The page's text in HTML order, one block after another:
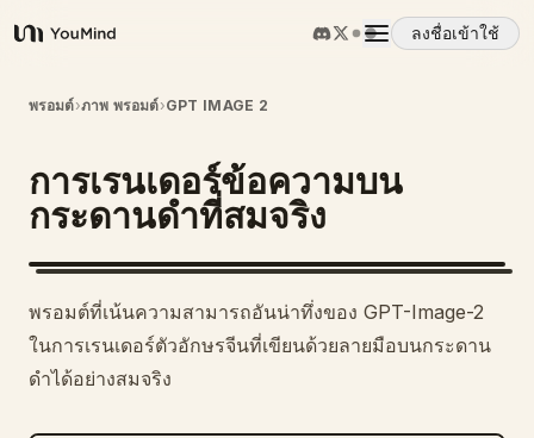
YouMind
ลงชื่อเข้าใช้
ภาพรวม
กรณีการใช้งาน
ทักษะ
พรอมต์
พรอมต์›ภาพ พรอมต์›GPT IMAGE 2
การเรนเดอร์ข้อความบน
กระดานดำที่สมจริง
พรอมต์ที่เน้นความสามารถอันน่าทึ่งของ GPT-Image-2
ในการเรนเดอร์ตัวอักษรจีนที่เขียนด้วยลายมือบนกระดาน
ดำได้อย่างสมจริง